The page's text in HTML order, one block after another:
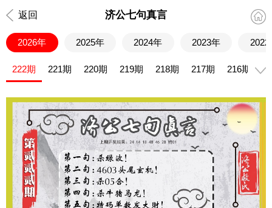
返回 济公七句真言
2026年 2025年 2024年 2023年 2022
222期 221期 220期 219期 218期 217期 216期